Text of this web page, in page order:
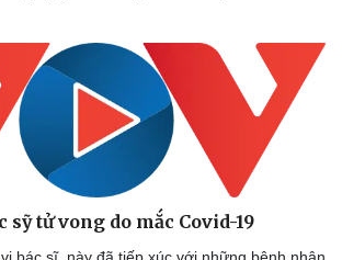
sỹ tử vong do mắc Covid-19
bác sĩ này đã tiếp xúc với những bệnh nhân